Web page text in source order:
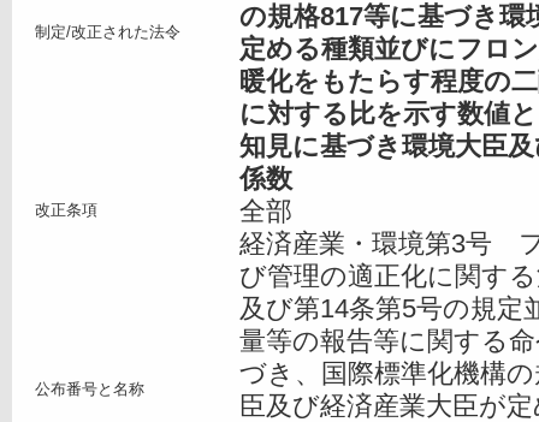
制定/改正された法令
の規格817等に基づき環
定める種類並びにフロ
暖化をもたらす程度の
に対する比を示す数値
知見に基づき環境大臣
係数
改正条項 全部
公布番号と名称
経済産業・環境第3号
び管理の適正化に関す
及び第14条第5号の規
量等の報告等に関する
づき、国際標準化機構
臣及び経済産業大臣が